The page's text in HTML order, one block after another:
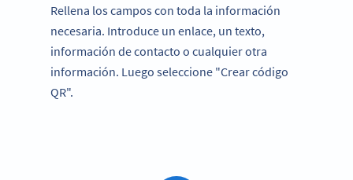
Rellena los campos con toda la información
necesaria. Introduce un enlace, un texto,
información de contacto o cualquier otra
información. Luego seleccione "Crear código
QR".